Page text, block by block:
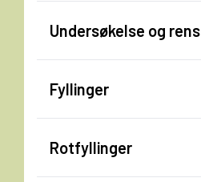
Undersøkelse og rens
Fyllinger
Rotfyllinger